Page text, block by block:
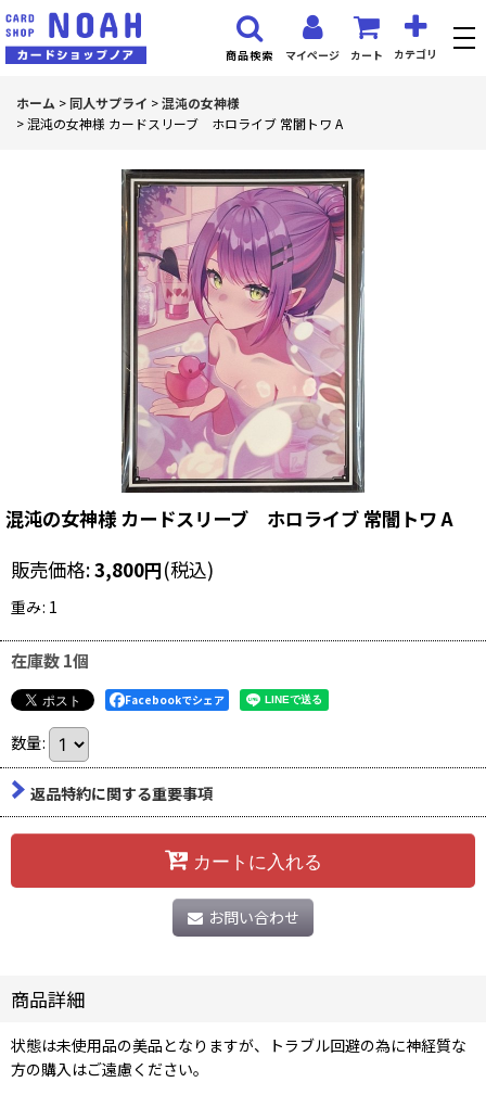
マイページ カート カテゴリ
商品検索
ホーム > 同人サプライ >混沌の女神様
>混沌の女神様 カードスリーブ ホロライブ 常闇トワ A
混沌の女神様 カードスリーブ ホロライブ 常闇トワ A
販売価格:3,800円(税込)
重み: 1
在庫数 1個
Facebookでシェア
数量:
返品特約に関する重要事項
カートに入れる
お問い合わせ
商品詳細
状態は未使用品の美品となりますが、トラブル回避の為に神経質な
方の購入はご遠慮ください。